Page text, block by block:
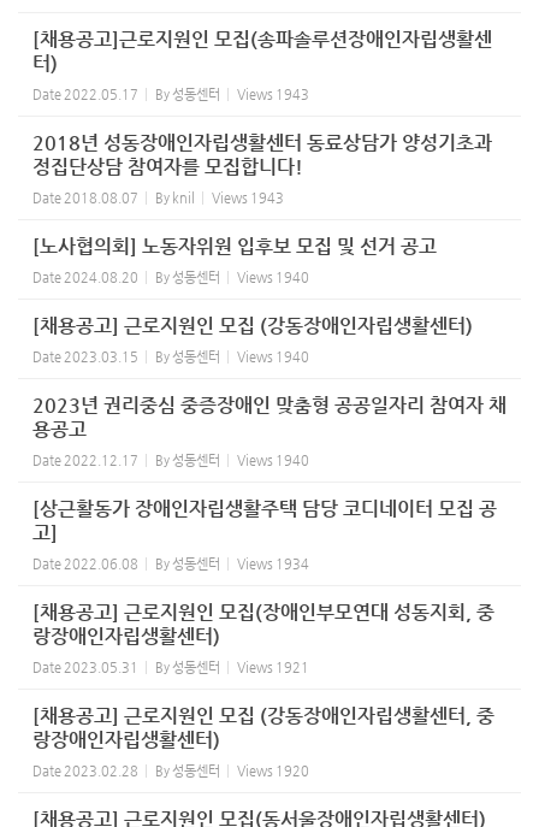
[채용공고]근로지원인 모집(송파솔루션장애인자립생활센
터)
Date 2022.05.17 By성동센터 Views 1943
2018년 성동장애인자립생활센터 동료상담가 양성기초과
정집단상담 참여자를 모집합니다!
Date 2018.08.07 By knil Views 1943
[노사협의회] 노동자위원 입후보 모집 및 선거 공고
Date 2024.08.20 By성동센터 Views 1940
[채용공고] 근로지원인 모집 (강동장애인자립생활센터)
Date 2023.03.15 By성동센터 Views 1940
2023년 권리중심 중증장애인 맞춤형 공공일자리 참여자 채
용공고
Date 2022.12.17 By성동센터 Views 1940
[상근활동가 장애인자립생활주택 담당 코디네이터 모집 공
고]
Date 2022.06.08 By성동센터 Views 1934
[채용공고] 근로지원인 모집(장애인부모연대 성동지회, 중
랑장애인자립생활센터)
Date 2023.05.31 By성동센터 Views 1921
[채용공고] 근로지원인 모집 (강동장애인자립생활센터, 중
랑장애인자립생활센터)
Date 2023.02.28 By성동센터 Views 1920
[채용공고] 근로지원인 모집(동서울장애인자립생활센터)